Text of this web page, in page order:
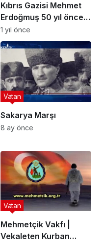
Kıbrıs Gazisi Mehmet
Erdoğmuş 50 yıl önce
yaşananları anlattı:
Savaş çıksa yine en
önde giderim
1 yıl önce
Sakarya Marşı
Vatan
8 ay önce
Mehmetçik Vakfı |
Vekaleten Kurban
Vatan